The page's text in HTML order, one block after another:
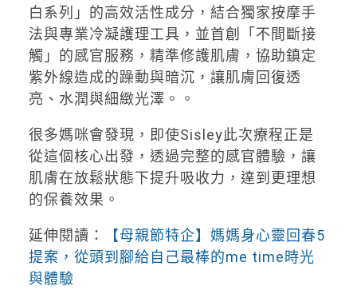
白系列」的高效活性成分，結合獨家按摩手
法與專業冷凝護理工具，並首創「不間斷接
觸」的感官服務，精準修護肌膚，協助鎮定
紫外線造成的躁動與暗沉，讓肌膚回復透
亮、水潤與細緻光澤。。
很多媽咪會發現，即使Sisley此次療程正是
從這個核心出發，透過完整的感官體驗，讓
肌膚在放鬆狀態下提升吸收力，達到更理想
的保養效果。
延伸閱讀：
【母親節特企】媽媽身心靈回春5
提案，從頭到腳給自己最棒的me time時光
與體驗